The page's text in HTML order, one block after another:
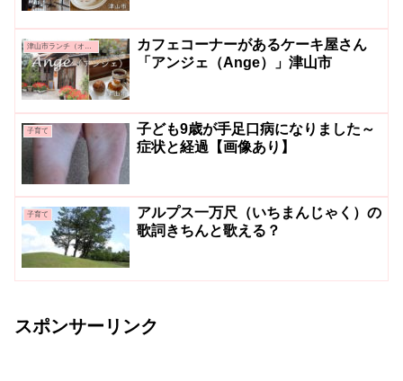
津山市ランチ（オシャレ系・カフェ系）
カフェコーナーがあるケーキ屋さん
「アンジェ（Ange）」津山市
子育て
子ども9歳が手足口病になりました～
症状と経過【画像あり】
子育て
アルプス一万尺（いちまんじゃく）の
歌詞きちんと歌える？
スポンサーリンク